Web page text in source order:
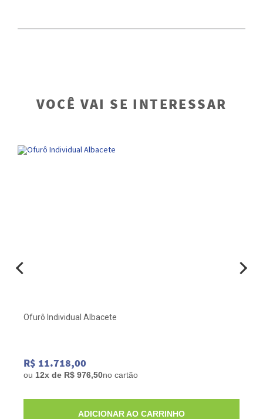
VOCÊ VAI SE INTERESSAR
Ofurô Individual Albacete
R$ 11.718,00
ou 12x de R$ 976,50no cartão
ADICIONAR AO CARRINHO